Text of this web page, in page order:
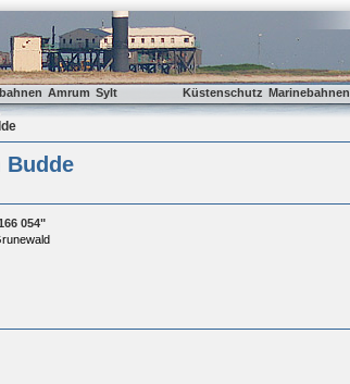
Amrum Sylt Küstenschutz Marinebahnen
Budde
054"